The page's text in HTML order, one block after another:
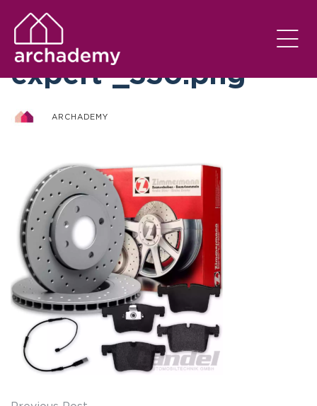
otto-zimmermann-
expert-_330.png
ARCHADEMY